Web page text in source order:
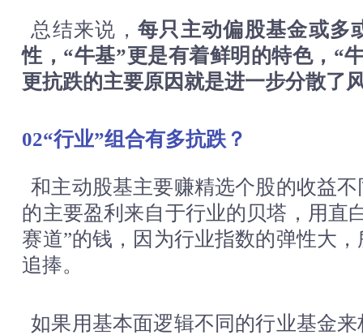
总结来说， 每只主动偏股基金或多
性，“牛基”更是有着鲜明的特色，“
更抗跌的主要原因就是进一步分散了
02“行业”组合有多抗跌？
和主动股基主要赚精选个股的收益
的主要盈利来自于行业的贝塔，用直
赛道”的钱，因为行业指数的弹性大
追捧。
如果用基本面逻辑不同的行业基金